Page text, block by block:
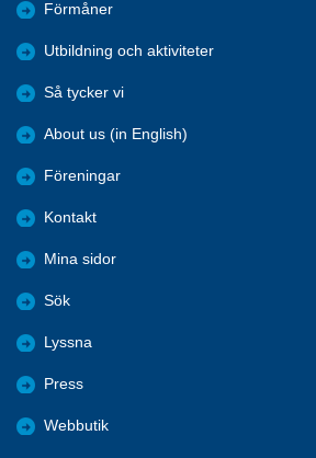
Förmåner
Utbildning och aktiviteter
Så tycker vi
About us (in English)
Föreningar
Kontakt
Mina sidor
Sök
Lyssna
Press
Webbutik